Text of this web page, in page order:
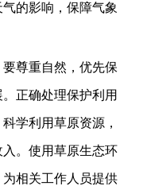
的影响，保障气象
尊重自然，优先保
正确处理保护利用
学利用草原资源，
。使用草原生态环
相关工作人员提供